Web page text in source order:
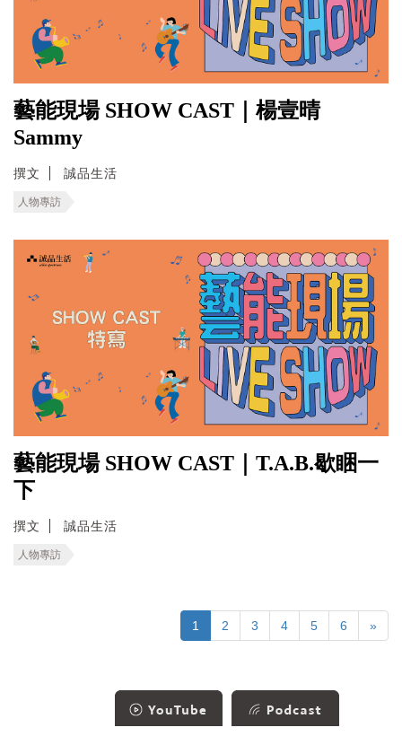
藝能現場 SHOW CAST｜楊壹晴
Sammy
撰文 誠品生活
人物專訪
藝能現場 SHOW CAST｜T.A.B.歇睏一
下
撰文 誠品生活
人物專訪
1 2 3 4 5 6 »